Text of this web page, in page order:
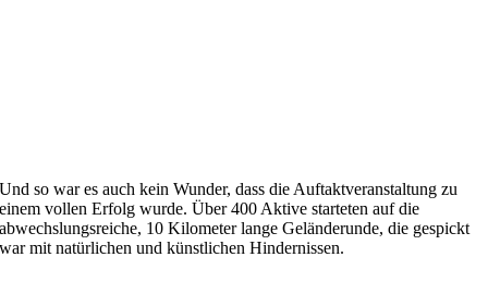
Und so war es auch kein Wunder, dass die Auftaktveranstaltung zu
einem vollen Erfolg wurde. Über 400 Aktive starteten auf die
abwechslungsreiche, 10 Kilometer lange Geländerunde, die gespickt
war mit natürlichen und künstlichen Hindernissen.